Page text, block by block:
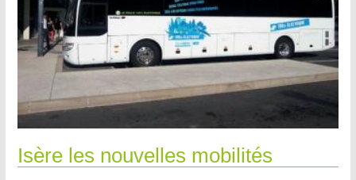
Isère les nouvelles mobilités